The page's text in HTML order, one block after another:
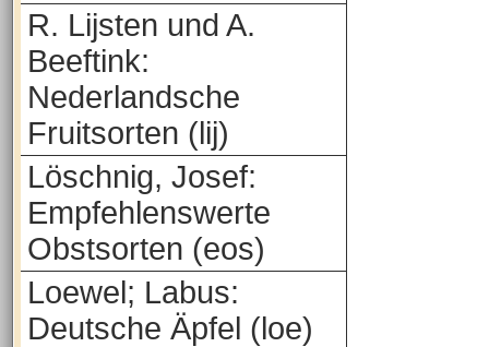
R. Lijsten und A.
Beeftink:
Nederlandsche
Fruitsorten (lij)
Löschnig, Josef:
Empfehlenswerte
Obstsorten (eos)
Loewel; Labus:
Deutsche Äpfel (loe)